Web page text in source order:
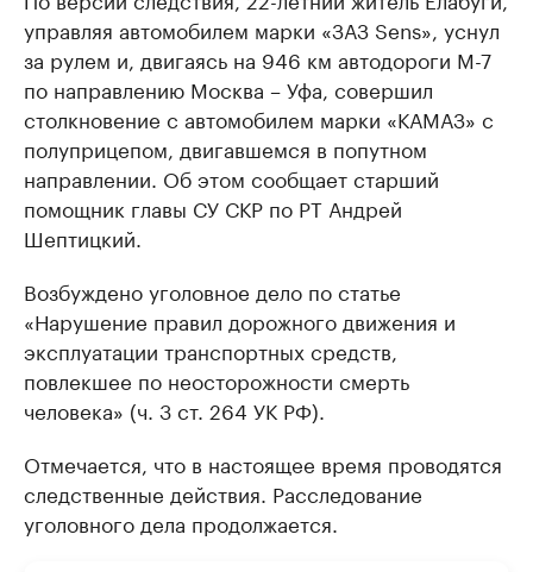
управляя автомобилем марки «ЗАЗ Sens», уснул
за рулем и, двигаясь на 946 км автодороги М-7
по направлению Москва – Уфа, совершил
столкновение с автомобилем марки «КАМАЗ» с
полуприцепом, двигавшемся в попутном
направлении. Об этом сообщает старший
помощник главы СУ СКР по РТ Андрей
Шептицкий.
Возбуждено уголовное дело по статье
«Нарушение правил дорожного движения и
эксплуатации транспортных средств,
повлекшее по неосторожности смерть
человека» (ч. 3 ст. 264 УК РФ).
Отмечается, что в настоящее время проводятся
следственные действия. Расследование
уголовного дела продолжается.